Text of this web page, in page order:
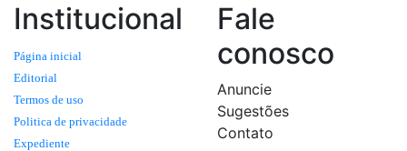
Institucional
Página inicial
Editorial
Termos de uso
Politica de privacidade
Expediente
Fale
conosco
Anuncie
Sugestões
Contato